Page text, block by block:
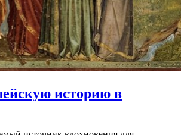
историю в